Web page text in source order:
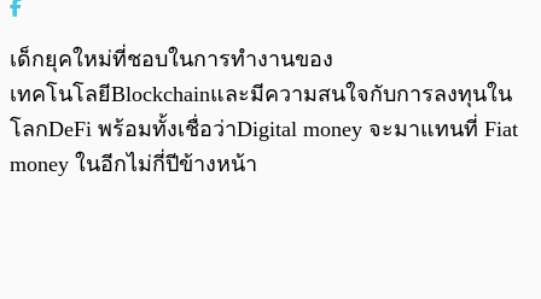
เด็กยุคใหม่ที่ชอบในการทำงานของ
เทคโนโลยีBlockchainและมีความสนใจกับการลงทุนใน
โลกDeFi พร้อมทั้งเชื่อว่าDigital money จะมาแทนที่ Fiat
money ในอีกไม่กี่ปีข้างหน้า